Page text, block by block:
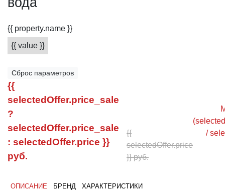
{{ property.name }}
{{ value }}
Сброс параметров
{{
selectedOffer.price_sale
?
selectedOffer.price_sale
: selectedOffer.price }}
руб.
{{
selectedOffer.price
}} руб.
/
ОПИСАНИЕ БРЕНД
ХАРАКТЕРИСТИКИ